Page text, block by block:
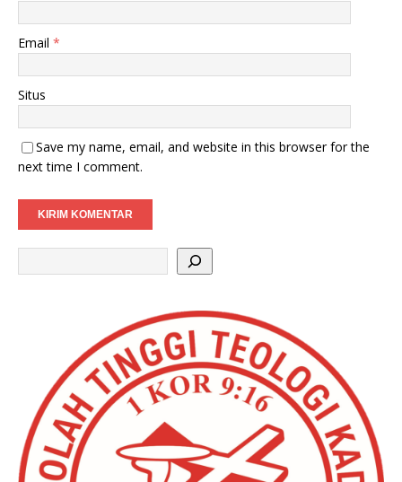
Email *
Situs
Save my name, email, and website in this browser for the
next time I comment.